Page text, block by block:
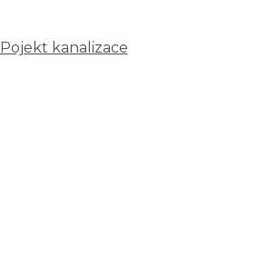
Pojekt kanalizace